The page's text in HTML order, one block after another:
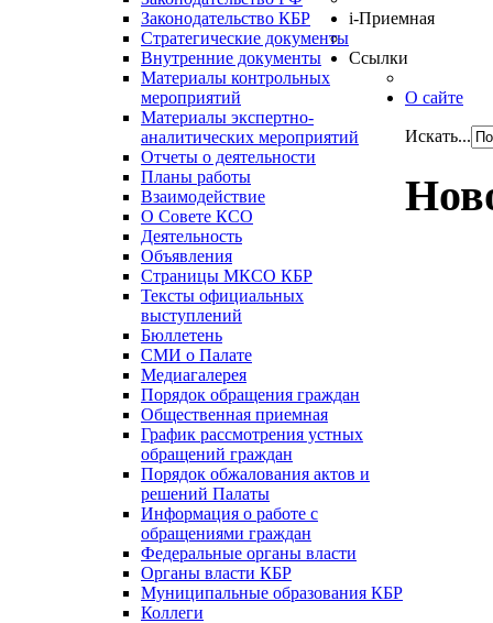
Законодательство КБР
Стратегические документы
Внутренние документы
Материалы контрольных
мероприятий
Материалы экспертно-
аналитических мероприятий
Отчеты о деятельности
Планы работы
Взаимодействие
О Совете КСО
Деятельность
Объявления
Страницы МКСО КБР
Тексты официальных
выступлений
Бюллетень
СМИ о Палате
Медиагалерея
i-Приемная
Порядок обращения граждан
Общественная приемная
График рассмотрения устных
обращений граждан
Порядок обжалования актов и
решений Палаты
Информация о работе с
обращениями граждан
Ссылки
Федеральные органы власти
Органы власти КБР
Муниципальные образования КБР
Коллеги
О сайте
Искать...